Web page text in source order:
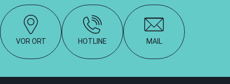
VOR ORT HOTLINE MAIL